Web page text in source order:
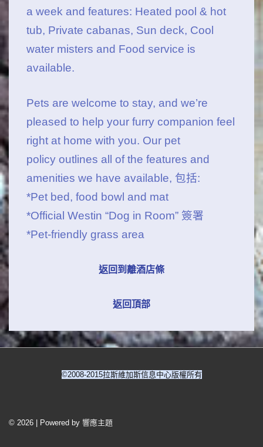
a week and features: Heated pool & hot
tub, Private cabanas, Sun deck, Cool
water misters and Food service is
available.
Pets are welcome to stay, and we’re
pleased to help your furry companion feel
right at home with you. Our pet
policy outlines all of the features and
amenities we have available, 包括:
*Pet bed, food bowl and mat
*Official Westin “Dog in Room” 簽署
*Pet-friendly grass area
返回到離酒店條
返回頂部
©2008-2015拉斯維加斯信息中心版權所有
尾
© 2026 Powered by 響應主題